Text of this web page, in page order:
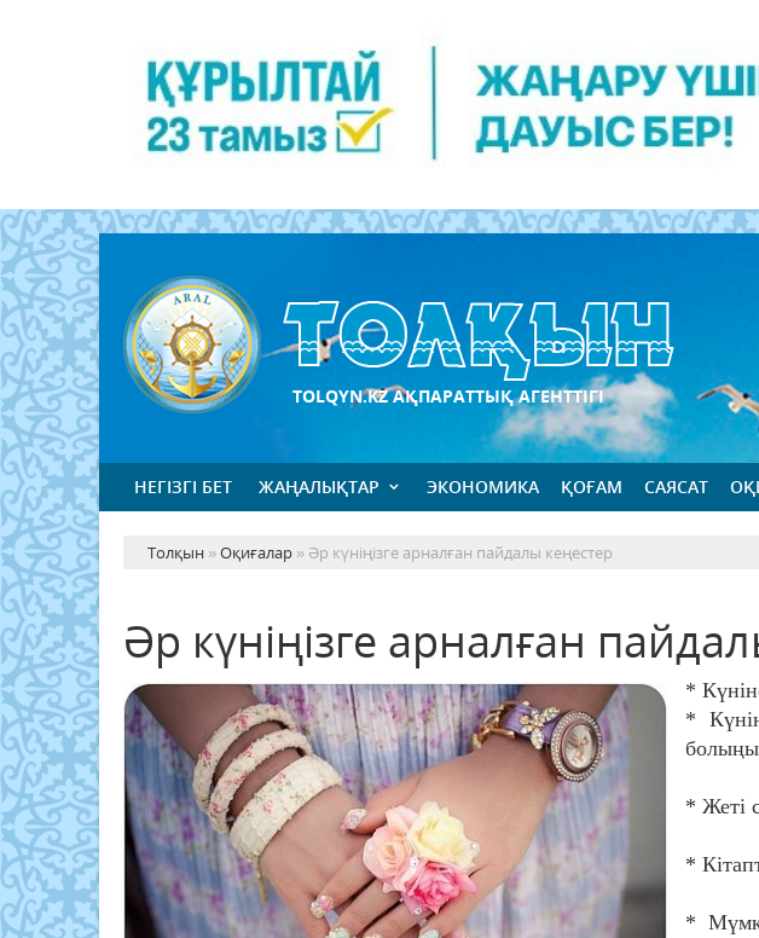
TOLQYN.KZ АҚПАРАТТЫҚ АГЕНТТІГІ
НЕГІЗГІ БЕТ ЖАҢАЛЫҚТАР ЭКОНОМИКА ҚОҒАМ САЯСАТ
Толқын »Оқиғалар » Әр күніңізге арналған пайдалы кеңестер
Әр күніңізге арналған
*
*
* Жеті
*
*